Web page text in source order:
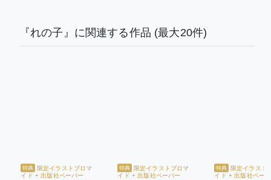
『れの子』に関連する作品 (最大20件)
特典
限定イラストブロマ
イド + 出版社ペーパー
特典
限定イラストブロマ
イド + 出版社ペーパー
特典
限定イラスト
イド + 出版社ペー